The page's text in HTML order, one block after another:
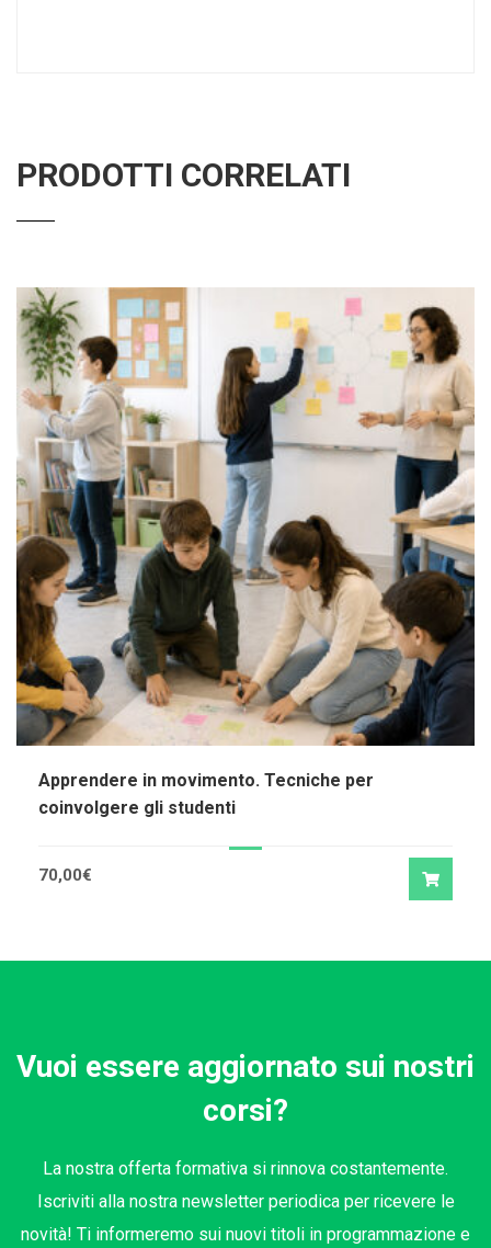
PRODOTTI CORRELATI
Apprendere in movimento. Tecniche per
coinvolgere gli studenti
70,00€
Vuoi essere aggiornato sui nostri
corsi?
La nostra offerta formativa si rinnova costantemente.
Iscriviti alla nostra newsletter periodica per ricevere le
novità! Ti informeremo sui nuovi titoli in programmazione e